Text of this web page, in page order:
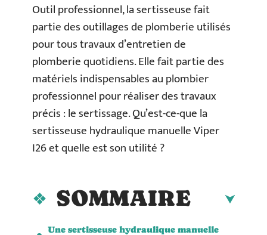
Outil professionnel, la sertisseuse fait
partie des outillages de plomberie utilisés
pour tous travaux d’entretien de
plomberie quotidiens. Elle fait partie des
matériels indispensables au plombier
professionnel pour réaliser des travaux
précis : le sertissage. Qu’est-ce-que la
sertisseuse hydraulique manuelle Viper
I26 et quelle est son utilité ?
SOMMAIRE
Une sertisseuse hydraulique manuelle